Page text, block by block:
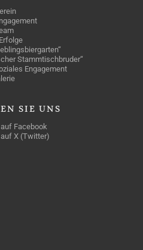
Stammtischbruder“
Engagement
SIE UNS
auf Facebook
auf X (Twitter)